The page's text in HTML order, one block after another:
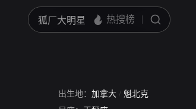
出生地： 加拿大 / 魁北克